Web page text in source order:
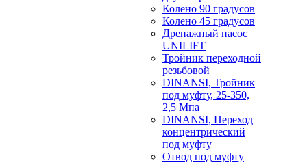
Колено 90 градусов
Колено 45 градусов
Дренажный насос
UNILIFT
Тройник переходной
резьбовой
DINANSI, Тройник
под муфту, 25-350,
2,5 Мпа
DINANSI, Переход
концентрический
под муфту
Отвод под муфту